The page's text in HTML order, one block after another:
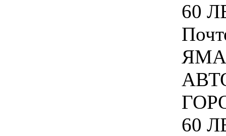
60
60